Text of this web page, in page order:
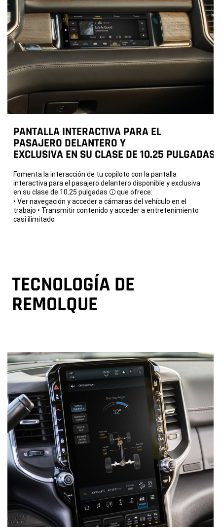
PANTALLA INTERACTIVA PARA EL
PASAJERO DELANTERO Y
EXCLUSIVA EN SU CLASE DE 10.25 PULGADAS
Fomenta la interacción de tu copiloto con la pantalla
interactiva para el pasajero delantero disponible y exclusiva
en su clase de 10.25 pulgadas
Disclosure
que ofrece:
• Ver navegación y acceder a cámaras del vehículo en el
trabajo • Transmitir contenido y acceder a entretenimiento
casi ilimitado
TECNOLOGÍA DE
REMOLQUE